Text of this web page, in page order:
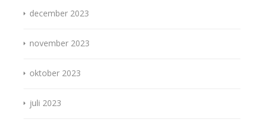
december 2023
november 2023
oktober 2023
juli 2023